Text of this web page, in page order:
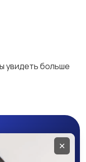
увидеть больше
✕